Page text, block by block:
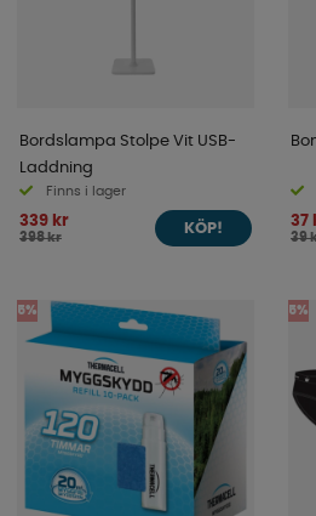
Bordslampa Stolpe Vit USB-
Laddning
Finns i lager
339 kr
398 kr
KÖP! 37
39
5% 5%